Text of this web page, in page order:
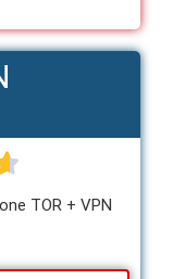
TOR + VPN